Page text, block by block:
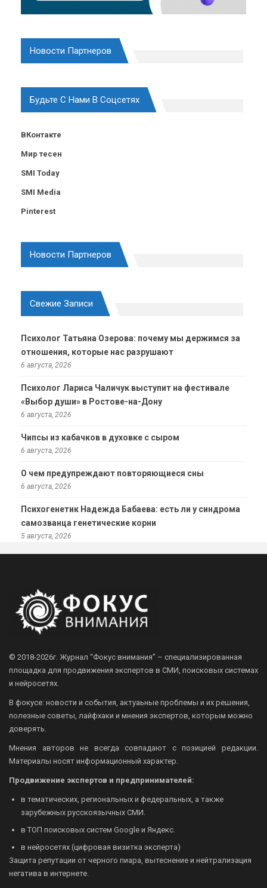
Новости Партнеров
Будьте С Нами В Соцсетях
ВКонтакте
Мир тесен
SMI Today
SMI Media
Pinterest
Новости Партнеров
Свежие Записи
Психолог Татьяна Озерова: почему мы держимся за
отношения, которые нас разрушают
6 августа, 2026
Психолог Лариса Чаличук выступит на фестивале
«Выбор души» в Ростове-на-Дону
6 августа, 2026
Чипсы из кабачков в духовке с сыром
6 августа, 2026
О чем предупреждают повторяющиеся сны
6 августа, 2026
Психогенетик Надежда Бабаева: есть ли у синдрома
самозванца генетические корни
5 августа, 2026
© 2018-2026г. Журнал “Фокус внимания” – специализированная
площадка для продвижения экспертов в СМИ, поисковых системах
и нейросетях.
В фокусе: новости и события, актуаьные проблемы и их решения,
полезные советы, лайфхаки и мнения экспертов, которым можно
доверять.
Мнения авторов не всегда совпадают с позицией редакции.
Материалы носят информационный характер.
Продвижение экспертов и предпринимателей:
в тематических, региональных и федеральных, а также
зарубежных русскоязычных СМИ.
в ТОП поисковых систем Google и Яндекс.
в нейросетях (цифровая визитка эксперта)
Защита репутации от черного пиара, вытеснение и нейтрализация
негатива в интернете.